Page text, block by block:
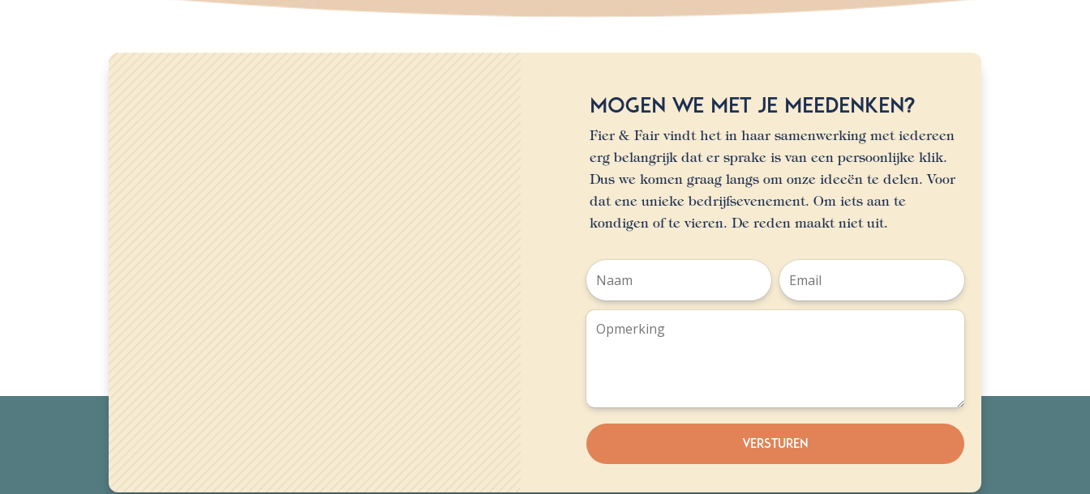
Mogen we met je meedenken?
Fier & Fair vindt het in haar samenwerking met iedereen
erg belangrijk dat er sprake is van een persoonlijke klik.
Dus we komen graag langs om onze ideeën te delen. Voor
dat ene unieke bedrijfsevenement. Om iets aan te
kondigen of te vieren. De reden maakt niet uit.